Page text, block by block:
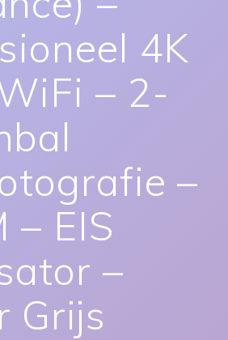
4K
– 2-
–
– EIS
–
Grijs